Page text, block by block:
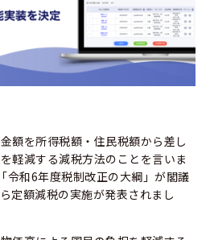
額を所得税額・住民税額から差し
軽減する減税方法のことを言いま
令和6年度税制改正の大綱」が閣議
定額減税の実施が発表されまし